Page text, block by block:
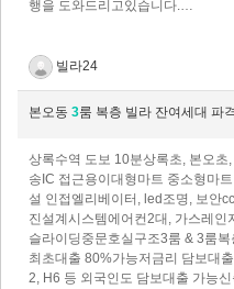
행을 도와드리고있습니다.…
빌라24
본오동 3룸 복층 빌라 잔여세대 파
상록수역 도보 10분상록초, 본오초
송IC 접근용이대형마트 중소형마
설 인접​엘리베이터, led조명, 보안
진설계시스템에어컨2대, 가스레인
슬라이딩중문​호실구조3룸 & 3룸
최초대출 80%가능저금리 담보대
2, H6 등 외국인도 담보대출 가능